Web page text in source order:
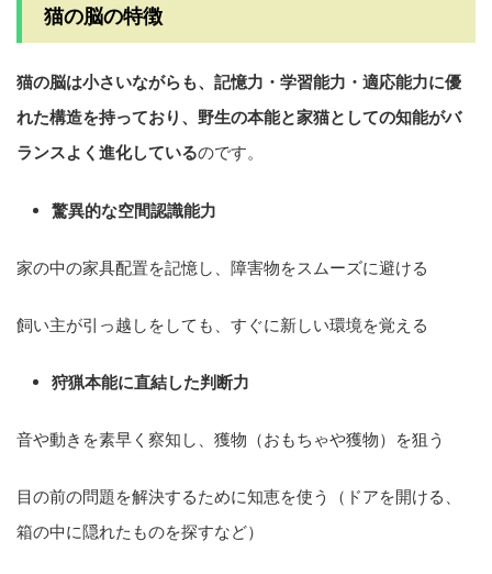
猫の脳の特徴
猫の脳は小さいながらも、記憶力・学習能力・適応能力に優
れた構造を持っており、野生の本能と家猫としての知能がバ
ランスよく進化しているのです。
驚異的な空間認識能力
家の中の家具配置を記憶し、障害物をスムーズに避ける
飼い主が引っ越しをしても、すぐに新しい環境を覚える
狩猟本能に直結した判断力
音や動きを素早く察知し、獲物（おもちゃや獲物）を狙う
目の前の問題を解決するために知恵を使う（ドアを開ける、
箱の中に隠れたものを探すなど）